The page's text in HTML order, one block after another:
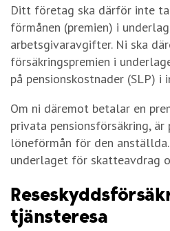
Ditt företag ska därför inte
förmånen (premien) i
arbetsgivaravgifter. Ni ska
försäkringspremien i
på pensionskostnader (SLP) i
Om ni däremot betalar en
privata pensionsförsäkring,
löneförmån för den
underlaget för skatteavdrag
tjänsteresa